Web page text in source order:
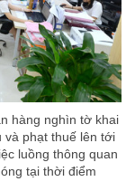
hàng nghìn tờ khai
và phạt thuế lên tới
luồng thông quan
tại thời điểm